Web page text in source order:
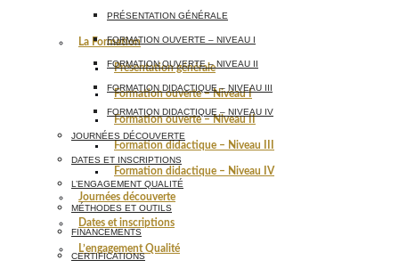
La Formation
Présentation générale
Formation ouverte – Niveau I
Formation ouverte – Niveau II
Formation didactique – Niveau III
Formation didactique – Niveau IV
Journées découverte
Dates et inscriptions
L’engagement Qualité
PRÉSENTATION GÉNÉRALE
FORMATION OUVERTE – NIVEAU I
FORMATION OUVERTE – NIVEAU II
FORMATION DIDACTIQUE – NIVEAU III
FORMATION DIDACTIQUE – NIVEAU IV
JOURNÉES DÉCOUVERTE
DATES ET INSCRIPTIONS
L’ENGAGEMENT QUALITÉ
MÉTHODES ET OUTILS
FINANCEMENTS
CERTIFICATIONS